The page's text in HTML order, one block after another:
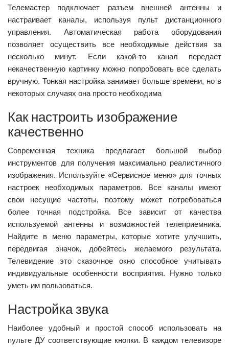
Телемастер подключает разъем внешней антенны и
настраивает каналы, используя пульт дистанционного
управления. Автоматическая работа оборудования
позволяет осуществить все необходимые действия за
несколько минут. Если какой-то канал передает
некачественную картинку можно попробовать все сделать
вручную. Тонкая настройка занимает больше времени, но в
некоторых случаях она просто необходима
Как настроить изображение
качественно
Современная техника предлагает большой выбор
инструментов для получения максимально реалистичного
изображения. Используйте «Сервисное меню» для точных
настроек необходимых параметров. Все каналы имеют
свои несущие частоты, поэтому может потребоваться
более точная подстройка. Все зависит от качества
используемой антенны и возможностей телеприемника.
Найдите в меню параметры, которые хотите улучшить,
передвигая значок, добейтесь желаемого результата.
Телевидение это сказочное окно способное учитывать
индивидуальные особенности восприятия. Нужно только
уметь им пользоваться.
Настройка звука
Наиболее удобный и простой способ использовать на
пульте ДУ соответствующие кнопки. В каждом телевизоре